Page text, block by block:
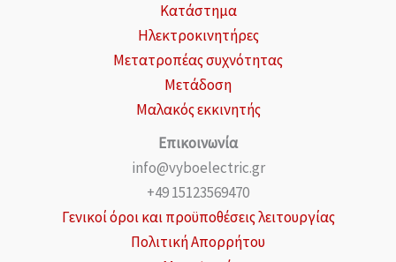
Κατάστημα
Ηλεκτροκινητήρες
Μετατροπέας συχνότητας
Μετάδοση
Μαλακός εκκινητής
Επικοινωνία
info@vyboelectric.gr
+49 15123569470
Γενικοί όροι και προϋποθέσεις λειτουργίας
Πολιτική Απορρήτου